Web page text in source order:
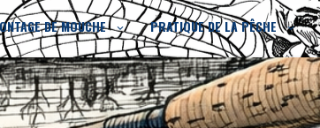
DE MOUCHE PRATIQUE DE LA PÊCHE